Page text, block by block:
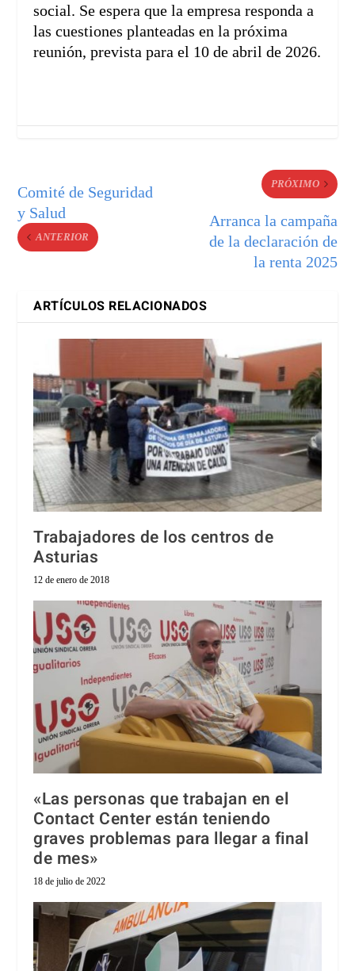
social. Se espera que la empresa responda a
las cuestiones planteadas en la próxima
reunión, prevista para el 10 de abril de 2026.
Comité de Seguridad
y Salud
ANTERIOR
PRÓXIMO
Arranca la campaña
de la declaración de
la renta 2025
ARTÍCULOS RELACIONADOS
Trabajadores de los centros de
Asturias
12 de enero de 2018
«Las personas que trabajan en el
Contact Center están teniendo
graves problemas para llegar a final
de mes»
18 de julio de 2022